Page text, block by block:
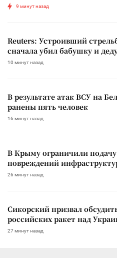
9 минут назад
Reuters: Устроивший
сначала убил бабушку и
10 минут назад
В результате атак ВСУ на
ранены пять человек
16 минут назад
В Крыму ограничили подачу
повреждений
26 минут назад
Сикорский призвал
российских ракет над
27 минут назад